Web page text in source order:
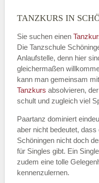
TANZKURS IN
Sie suchen einen
Die Tanzschule
Anlaufstelle, denn hier
gleichermaßen
kann man gemeinsam
Tanzkurs absolvieren,
schult und zugleich viel
Paartanz dominiert
aber nicht bedeutet,
Schöningen nicht doch
für Singles gibt. Ein
zudem eine tolle
kennenzulernen.